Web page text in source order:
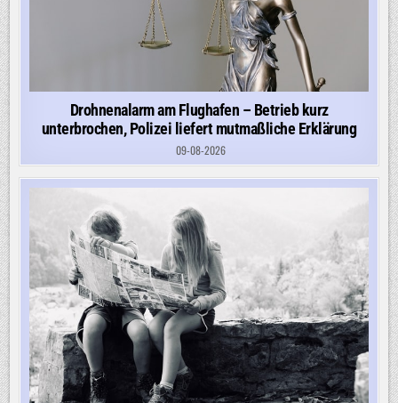
Drohnenalarm am Flughafen – Betrieb kurz
unterbrochen, Polizei liefert mutmaßliche Erklärung
09-08-2026